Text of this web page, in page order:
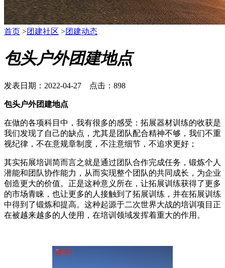
首页 >团建社区 >团建动态
包头户外团建地点
发表日期：2022-04-27 点击：898
包头户外团建地点
在做的各项科目中，我有很多的感受：拓展器材训练的收获是
我们发现了自己的缺点，尤其是团队配合精神不够，我们不重
视纪律，不在意规章制度，不注意细节，不追求更好；
其实拓展培训简而言之就是通过团队合作完成任务，锻炼个人
潜能和团队协作能力，从而实现整个团队的共同成长，为企业
创造更大的价值。正是这种意义所在，让拓展训练获得了更多
的市场青睐，也让更多的人接触到了拓展训练，并在拓展训练
中得到了锻炼和提高。这种起源于二次世界大战的培训项目正
在被越来越多的人使用，在培训领域发挥着重大的作用。